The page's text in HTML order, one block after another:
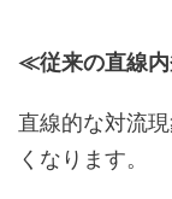
≪従来の直線
直線的な対流
くなります。